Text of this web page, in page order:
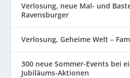
Verlosung, neue Mal- und
Ravensburger
Verlosung, Geheime Welt –
300 neue Sommer-Events bei
Jubiläums-Aktionen